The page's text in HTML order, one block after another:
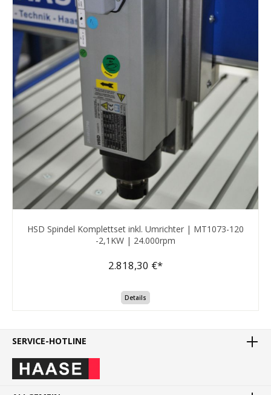
HSD Spindel Komplettset inkl. Umrichter | MT1073-120
-2,1KW | 24.000rpm
2.818,30 €*
Details
SERVICE-HOTLINE